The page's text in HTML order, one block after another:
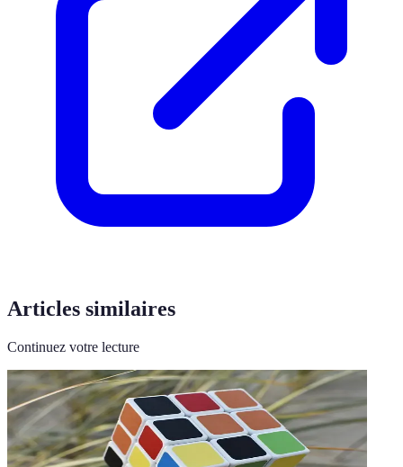
Articles similaires
Continuez votre lecture